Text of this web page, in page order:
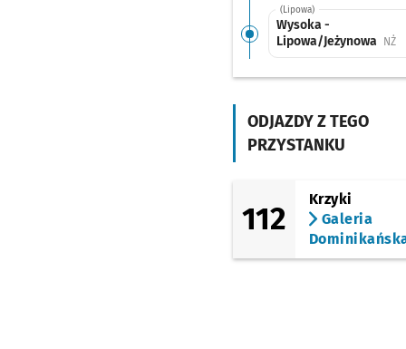
(Lipowa)
Wysoka -
Lipowa/Jeżynowa
NŻ
Sprawdź
Karwiany - Skrzy.
Czas przejazdu
9'
(Wrocławska)
Szukalice
Szukalice NŻ
ODJAZDY Z TEGO
PRZYSTANKU
112
Krzyki
Galeria